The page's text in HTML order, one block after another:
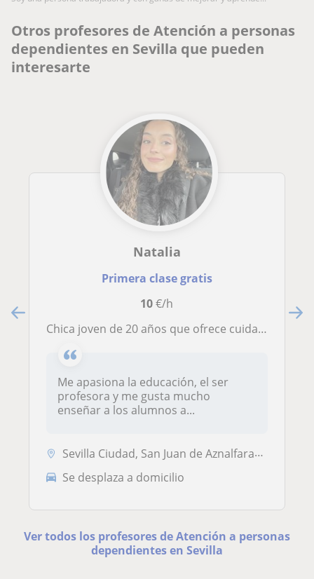
Otros profesores de Atención a personas
dependientes en Sevilla que pueden
interesarte
Natalia
Primera clase gratis
10€/h
Chica joven de 20 años que ofrece cuidado de niños y ayuda en algunas tareas
Me apasiona la educación, el ser
profesora y me gusta mucho
enseñar a los alumnos a...
Sevilla Ciudad, San Juan de Aznalfarache, Sevilla (Ciudad), Tomares
Se desplaza a domicilio
Ver todos los profesores de Atención a personas
dependientes en Sevilla